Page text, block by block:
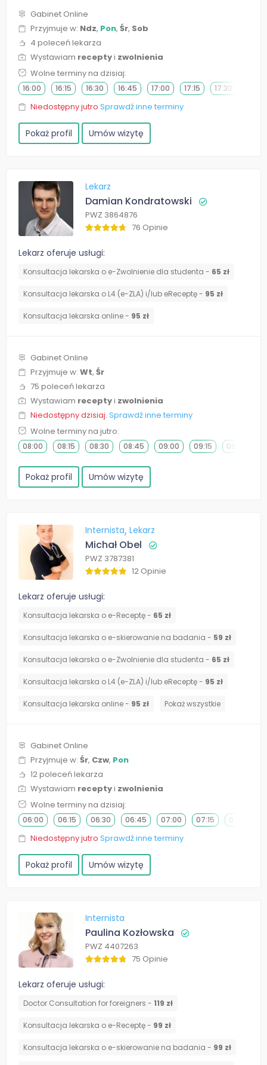
Gabinet Online
Przyjmuje w: Ndz, Pon, Śr, Sob
4 poleceń lekarza
Wystawiam receptyi zwolnienia
Wolne terminy na dzisiaj:
16:00 16:15 16:30 16:45 17:00 17:15 17:30
Niedostępny jutro Sprawdź inne terminy
Pokaż profil Umów wizytę
Lekarz
Damian Kondratowski
PWZ 3864876
76 Opinie
Lekarz oferuje usługi:
Konsultacja lekarska o e-Zwolnienie dla studenta - 65 zł
Konsultacja lekarska o L4 (e-ZLA) i/lub eReceptę - 95 zł
Konsultacja lekarska online - 95 zł
Gabinet Online
Przyjmuje w: Wt, Śr
75 poleceń lekarza
Wystawiam receptyi zwolnienia
Niedostępny dzisiaj. Sprawdź inne terminy
Wolne terminy na jutro:
08:00 08:15 08:30 08:45 09:00 09:15 09:30
Pokaż profil Umów wizytę
Internista Lekarz
Michał Obel
PWZ 3787381
12 Opinie
Lekarz oferuje usługi:
Konsultacja lekarska o e-Receptę - 65 zł
Konsultacja lekarska o e-skierowanie na badania - 59 zł
Konsultacja lekarska o e-Zwolnienie dla studenta - 65 zł
Konsultacja lekarska o L4 (e-ZLA) i/lub eReceptę - 95 zł
Konsultacja lekarska online - 95 zł Pokaż wszystkie
Gabinet Online
Przyjmuje w: Śr, Czw, Pon
12 poleceń lekarza
Wystawiam receptyi zwolnienia
Wolne terminy na dzisiaj:
06:00 06:15 06:30 06:45 07:00 07:15 07:30
Niedostępny jutro Sprawdź inne terminy
Pokaż profil Umów wizytę
Internista
Paulina Kozłowska
PWZ 4407263
75 Opinie
Lekarz oferuje usługi:
Doctor Consultation for foreigners - 119 zł
Konsultacja lekarska o e-Receptę - 99 zł
Konsultacja lekarska o e-skierowanie na badania - 99 zł